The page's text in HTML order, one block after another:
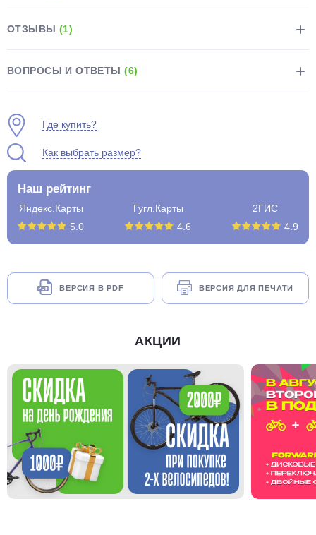
ОТЗЫВЫ (1)
ВОПРОСЫ И ОТВЕТЫ(6)
Где купить?
Как выбрать размер?
Наш рейтинг
Яндекс.Карты
5.0
Гугл.Карты
4.6
2ГИС
4.9
ВЕРСИЯ В PDF ВЕРСИЯ ДЛЯ ПЕЧАТИ
АКЦИИ